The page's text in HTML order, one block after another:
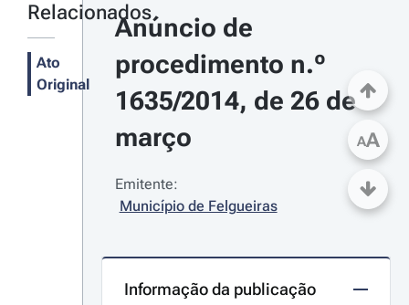
Relacionados
Ato
Original
Anúncio de
procedimento n.º
1635/2014, de 26 de
março
Emitente:
Município de Felgueiras
Informação da publicação
AA